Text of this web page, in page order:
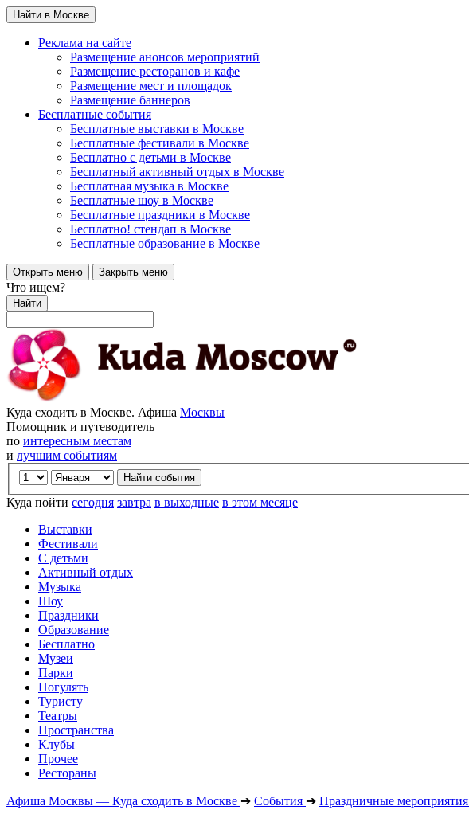
Найти в Москве
Реклама на сайте
Размещение анонсов мероприятий
Размещение ресторанов и кафе
Размещение мест и площадок
Размещение баннеров
Бесплатные события
Бесплатные выставки в Москве
Бесплатные фестивали в Москве
Бесплатно с детьми в Москве
Бесплатный активный отдых в Москве
Бесплатная музыка в Москве
Бесплатные шоу в Москве
Бесплатные праздники в Москве
Бесплатно! стендап в Москве
Бесплатные образование в Москве
Открыть меню Закрыть меню
Что ищем?
Найти
Куда сходить в Москве. Афиша Москвы
Помощник и путеводитель
по интересным местам
и лучшим событиям
Куда пойти сегодня завтра в выходные в этом месяце
Выставки
Фестивали
С детьми
Активный отдых
Музыка
Шоу
Праздники
Образование
Бесплатно
Музеи
Парки
Погулять
Туристу
Театры
Пространства
Клубы
Прочее
Рестораны
Афиша Москвы — Куда сходить в Москве ➔ События ➔ Праздничные мероприятия